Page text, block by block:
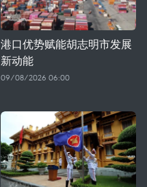
港口优势赋能胡志明市发展
新动能
09/08/2026 06:00